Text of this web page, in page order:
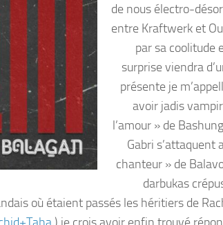
de nous électro-
entre Kraftwerk et
par sa coolitude
surprise viendra
présente je
avoir jadis
l’amour » de
Gabri
chanteur » de
darbukas
où étaient passés les héritiers de